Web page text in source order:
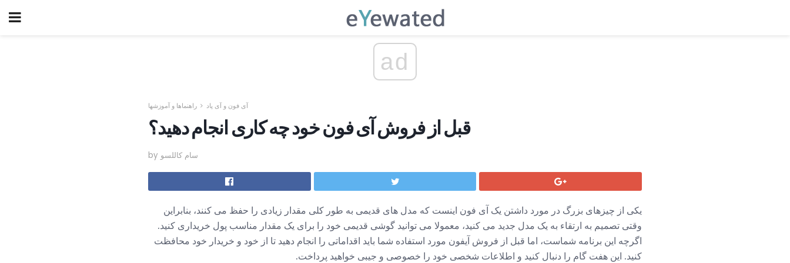
ad
آی فون و آی پاد راهنماها و آموزشها
قبل از فروش آی فون خود چه کاری انجام دهید؟
by سام کاللسو
یکی از چیزهای بزرگ در مورد داشتن یک آی فون اینست که مدل های قدیمی به طور کلی مقدار زیادی را حفظ می کنند، بنابراین
وقتی تصمیم به ارتقاء به یک مدل جدید می کنید، معمولا می توانید گوشی قدیمی خود را برای یک مقدار مناسب پول خریداری کنید.
اگرچه این برنامه شماست، اما قبل از فروش آیفون مورد استفاده شما باید اقداماتی را انجام دهید تا از خود و خریدار خود محافظت
کنید. این هفت گام را دنبال کنید و اطلاعات شخصی خود را خصوصی و جیبی خواهید پرداخت.